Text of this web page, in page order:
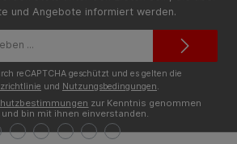
und Angebote informiert werden.
Mail-
reCAPTCHA geschützt und es gelten die
und Nutzungsbedingungen.
zur Kenntnis genommen
bin mit ihnen einverstanden.